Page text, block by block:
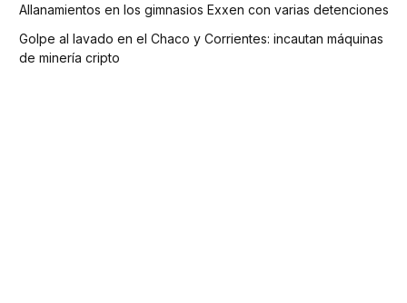
Allanamientos en los gimnasios Exxen con varias detenciones
Golpe al lavado en el Chaco y Corrientes: incautan máquinas
de minería cripto